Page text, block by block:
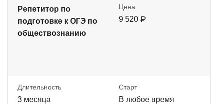
Репетитор по
подготовке к ОГЭ по
обществознанию
Цена
9 520 ₽
Длительность
3 месяца
Старт
В любое время